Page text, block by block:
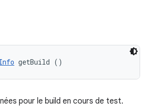
getBuild ()
pour le build en cours de test.